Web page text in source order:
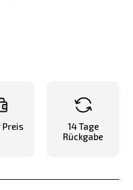
Preis
14 Tage
Rückgabe